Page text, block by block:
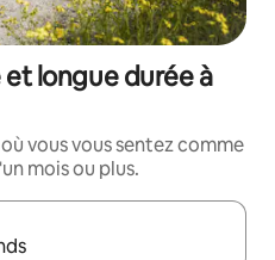
longue durée à
vous vous sentez comme
mois ou plus.
utilisez les flèches vers le